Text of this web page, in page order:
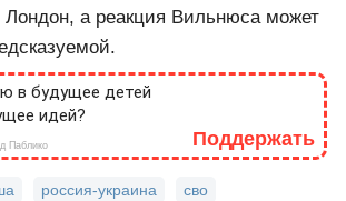
Лондон, а реакция Вильнюса может
в будущее детей
идей?
Поддержать
Паблико
россия-украина сво